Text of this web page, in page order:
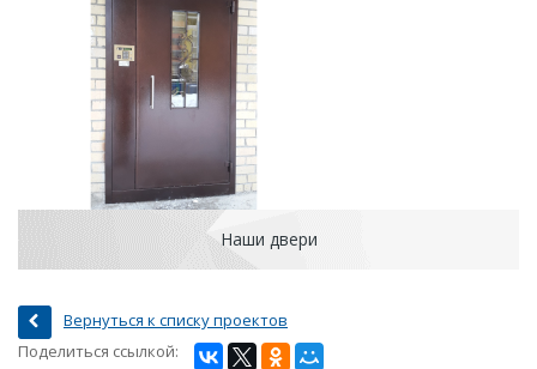
Наши двери
Вернуться к списку проектов
Поделиться ссылкой: